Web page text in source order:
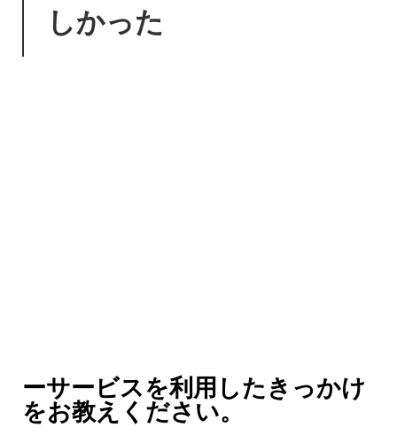
しかった
ーサービスを利用したきっかけ
をお教えください。